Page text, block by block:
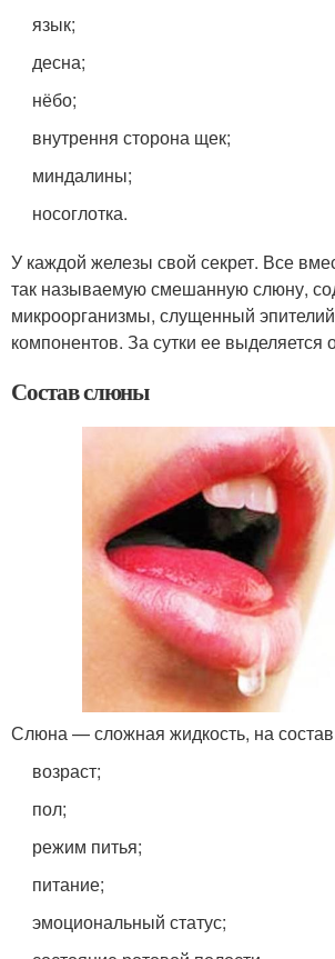
язык;
десна;
нёбо;
внутрення сторона щек;
миндалины;
носоглотка.
У каждой железы свой секрет. Все
так называемую смешанную слюну,
микроорганизмы, слущенный
компонентов. За сутки ее выделяется
Состав слюны
Слюна — сложная жидкость, на
возраст;
пол;
режим питья;
питание;
эмоциональный статус;